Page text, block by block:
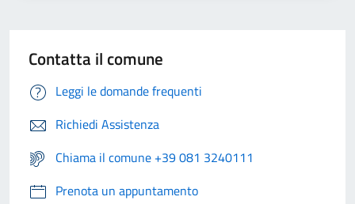
Contatta il comune
Leggi le domande frequenti
Richiedi Assistenza
Chiama il comune +39 081 3240111
Prenota un appuntamento